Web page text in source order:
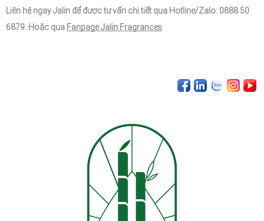
Liên hệ ngay Jalin để được tư vấn chi tiết qua Hotline/Zalo: 0888 50
6879. Hoặc qua Fanpage Jalin Fragrances